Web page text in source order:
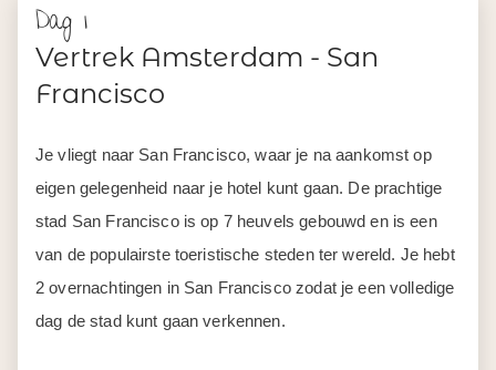
Dag 1
Vertrek Amsterdam - San
Francisco
Je vliegt naar San Francisco, waar je na aankomst op
eigen gelegenheid naar je hotel kunt gaan. De prachtige
stad San Francisco is op 7 heuvels gebouwd en is een
van de populairste toeristische steden ter wereld. Je hebt
2 overnachtingen in San Francisco zodat je een volledige
dag de stad kunt gaan verkennen.